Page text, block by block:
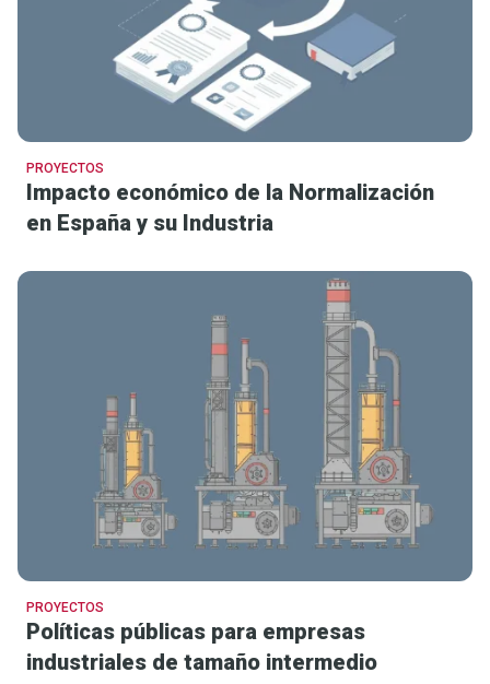
PROYECTOS
Impacto económico de la Normalización
en España y su Industria
PROYECTOS
Políticas públicas para empresas
industriales de tamaño intermedio